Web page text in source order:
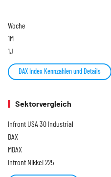
Woche
1M
1J
DAX Index Kennzahlen und Details
Sektorvergleich
Infront USA 30 Industrial
DAX
MDAX
Infront Nikkei 225